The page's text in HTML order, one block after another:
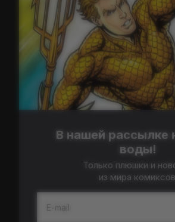
В нашей рассылке
воды!
Только плюшки и
из мира
E-mail